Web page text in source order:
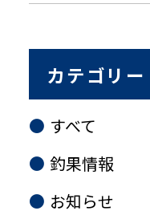
カテゴリー
すべて
釣果情報
お知らせ